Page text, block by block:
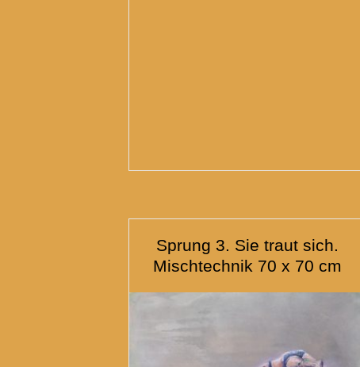
Sprung 3. Sie traut sich.
Mischtechnik 70 x 70 cm